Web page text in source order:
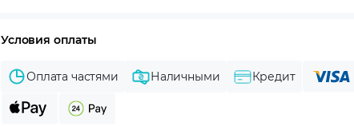
Условия оплаты
Оплата частями Наличными Кредит